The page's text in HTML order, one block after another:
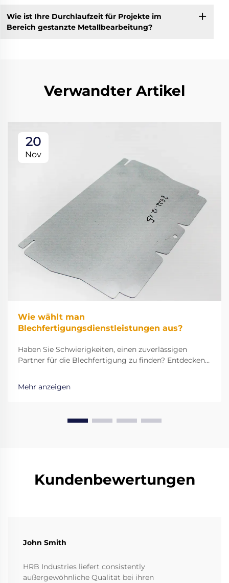
Wie ist Ihre Durchlaufzeit für Projekte im
Bereich gestanzte Metallbearbeitung?
Verwandter Artikel
20
Nov
Wie wählt man
Blechfertigungsdienstleistungen aus?
Haben Sie Schwierigkeiten, einen zuverlässigen
Partner für die Blechfertigung zu finden? Entdecken
technische Kapazitäten und Qualitätskontrolle, um
die richtige Wahl zu treffen. Starten Sie jetzt.
Mehr anzeigen
Kundenbewertungen
John Smith
HRB Industries liefert consistently
außergewöhnliche Qualität bei ihren